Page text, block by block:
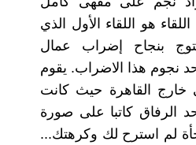
هو اللقاء الأول الذي
بنجاح إضراب عمال
نجوم هذا الاضراب. يقوم
خارج القاهرة حيث كانت
الرفاق كاتبا على صورة
لم استرح لك وكرهتك...